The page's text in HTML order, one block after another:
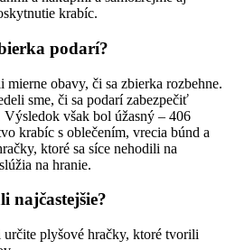
krabíc.
podarí?
mierne obavy, či sa zbierka rozbehne.
sme, či sa podarí zabezpečiť
však bol úžasný – 406
krabíc s oblečením, vrecia búnd a
ktoré sa síce nehodili na
na hranie.
najčastejšie?
určite plyšové hračky, ktoré tvorili